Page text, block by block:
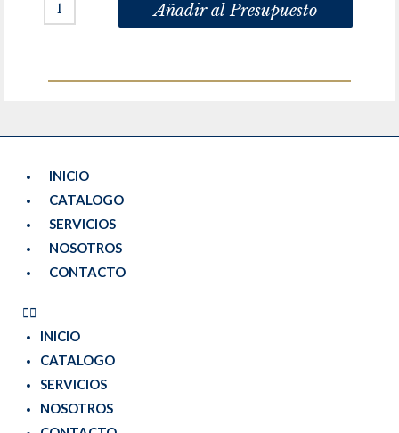
Añadir al Presupuesto
INICIO
CATALOGO
SERVICIOS
NOSOTROS
CONTACTO
INICIO
CATALOGO
SERVICIOS
NOSOTROS